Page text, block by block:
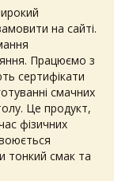
на сайті.
Працюємо з
сертифікати
смачних
Це продукт,
фізичних
тонкий смак та